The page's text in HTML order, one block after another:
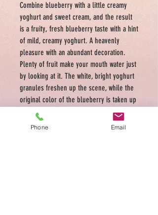
Combine blueberry with a little creamy
yoghurt and sweet cream, and the result
is a fruity, fresh blueberry taste with a hint
of mild, creamy yoghurt. A heavenly
pleasure with an abundant decoration.
Plenty of fruit make your mouth water just
by looking at it. The white, bright yoghurt
granules freshen up the scene, while the
original color of the blueberry is taken up
by the blue cornflower blossoms.
Phone Email